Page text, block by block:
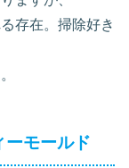
存在。掃除好き
ーモールド